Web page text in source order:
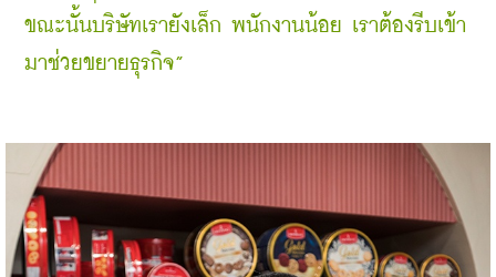
ขณะนั้นบริษัทเรายังเล็ก พนักงานน้อย เราต้องรีบเข้า
มาช่วยขยายธุรกิจ”